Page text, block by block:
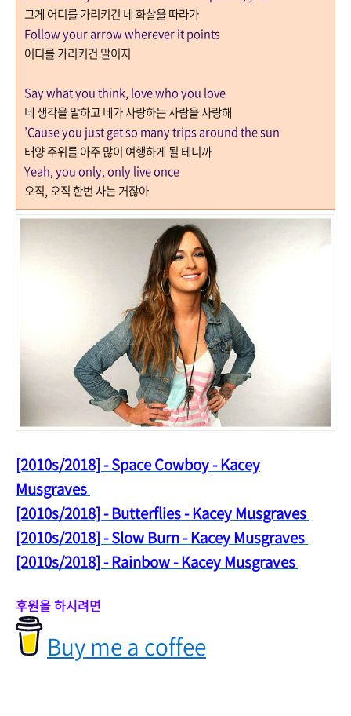
그게 어디를 가리키건 네 화살을 따라가
Follow your arrow wherever it points
어디를 가리키건 말이지
Say what you think, love who you love
네 생각을 말하고 네가 사랑하는 사람을 사랑해
’Cause you just get so many trips around the sun
태양 주위를 아주 많이 여행하게 될 테니까
Yeah, you only, only live once
오직,오직 한번 사는 거잖아
[2010s/2018] - Space Cowboy -Kacey
Musgraves
[2010s/2018] - Butterflies - Kacey Musgraves
[2010s/2018] - Slow Burn - Kacey Musgraves
[2010s/2018] - Rainbow - Kacey Musgraves
후원을 하시려면
Buy me a coffee